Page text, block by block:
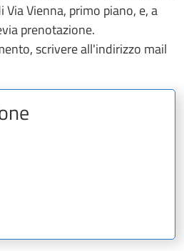
Vienna, primo piano, e, a
prenotazione.
scrivere all'indirizzo mail